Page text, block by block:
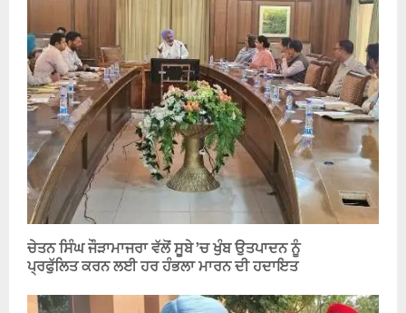
ਚੇਤਨ ਸਿੰਘ ਜੌੜਾਮਾਜਰਾ ਵੱਲੋਂ ਸੂਬੇ ’ਚ ਖੁੰਬ ਉਤਪਾਦਨ ਨੂੰ
ਪ੍ਰਫੁੱਲਿਤ ਕਰਨ ਲਈ ਹਰ ਹੰਭਲਾ ਮਾਰਨ ਦੀ ਹਦਾਇਤ